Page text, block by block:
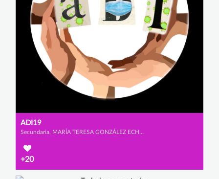
ADI19
Secundaria, MARÍA TERESA GONZÁLEZ ECHEVERRÍA-TORRES, MARÍA MARTÍNEZ VILLAR y MARIO VAZQUEZ SIMÓN
+20